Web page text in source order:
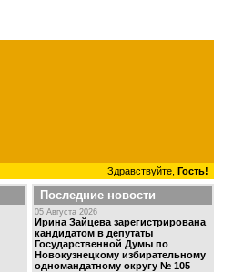
Здравствуйте, Гость!
Последние новости
05 Августа 2026
Ирина Зайцева зарегистрирована
кандидатом в депутаты
Государственной Думы по
Новокузнецкому избирательному
одномандатному округу № 105